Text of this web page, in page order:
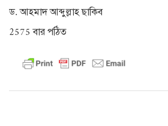
ড. আহমাদ আব্দুল্লাহ ছাকিব
2575 বার পঠিত